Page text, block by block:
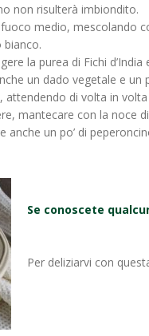
non risulterà imbiondito.
medio, mescolando
bianco.
la purea di Fichi d’India
un dado vegetale e un
di volta in
mantecare con la noce
anche un po’ di
Se conoscete
Per deliziarvi con